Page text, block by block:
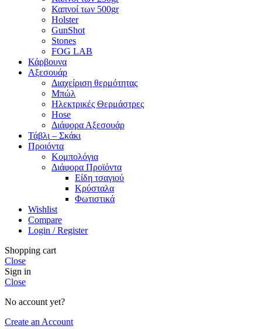
Καπνοί των 500gr
Holster
GunShot
Stones
FOG LAB
Κάρβουνα
Αξεσουάρ
Διαχείριση θερμότητας
Μπώλ
Ηλεκτρικές Θερμάστρες
Hose
Διάφορα Αξεσουάρ
Τάβλι – Σκάκι
Προιόντα
Κομπολόγια
Διάφορα Προϊόντα
Είδη τσαγιού
Κρύσταλα
Φωτιστικά
Wishlist
Compare
Login / Register
Shopping cart
Close
Sign in
Close
No account yet?
Create an Account